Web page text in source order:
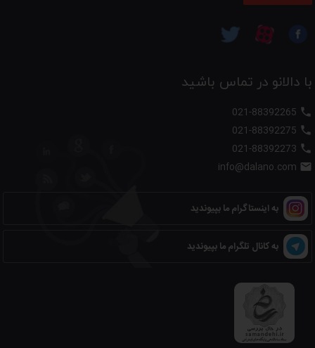
با دالانو در تماس باشید




به اینستاگرام ما بپیوندید
به کانال تلگرام ما بپیوندید